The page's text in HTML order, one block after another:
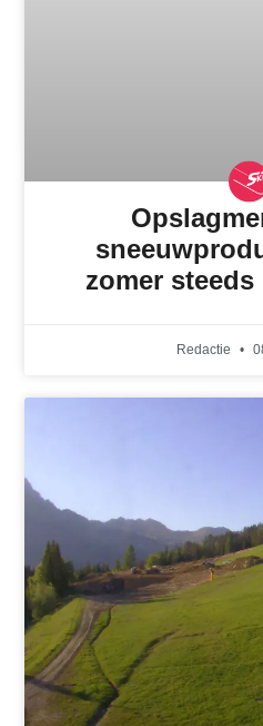
zomer
Redactie